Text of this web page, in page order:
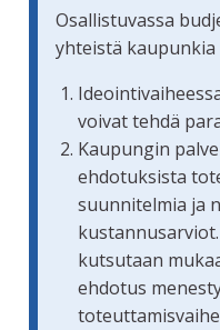
Osallistuvassa
yhteistä kaupunkia
voivat tehdä
Kaupungin
ehdotuksista
suunnitelmia ja
kutsutaan
ehdotus